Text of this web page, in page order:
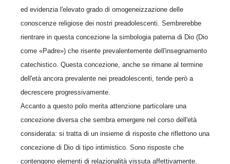
ed evidenzia l'elevato grado di omogeneizzazione delle
conoscenze religiose dei nostri preadolescenti. Sembrerebbe
rientrare in questa concezione la simbologia paterna di Dio (Dio
come «Padre») che risente prevalentemente dell'insegnamento
catechistico. Questa concezione, anche se rimane al termine
dell'età ancora prevalente nei preadolescenti, tende però a
decrescere progressivamente.
Accanto a questo polo merita attenzione particolare una
concezione diversa che sembra emergere nel corso dell'età
considerata: si tratta di un insieme di risposte che riflettono una
concezione di Dio di tipo intimistico. Sono risposte che
contengono elementi di relazionalità vissuta affettivamente,